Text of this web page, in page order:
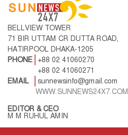
BELLVIEW TOWER
71 BIR UTTAM CR DUTTA ROAD,
HATIRPOOL DHAKA-1205
PHONE
+88 02 41060270
+88 02 41060271
EMAIL
sunnewsinfo@gmail.com
WWW.SUNNEWS24X7.COM
EDITOR & CEO
M M RUHUL AMIN